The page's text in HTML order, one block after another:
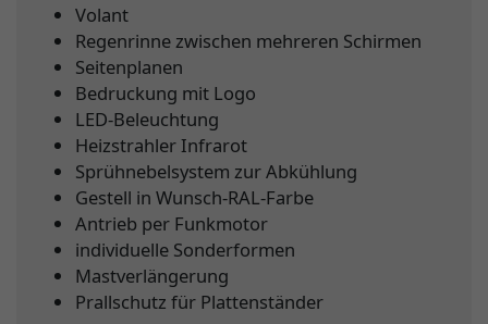
Volant
Regenrinne zwischen mehreren Schirmen
Seitenplanen
Bedruckung mit Logo
LED-Beleuchtung
Heizstrahler Infrarot
Sprühnebelsystem zur Abkühlung
Gestell in Wunsch-RAL-Farbe
Antrieb per Funkmotor
individuelle Sonderformen
Mastverlängerung
Prallschutz für Plattenständer